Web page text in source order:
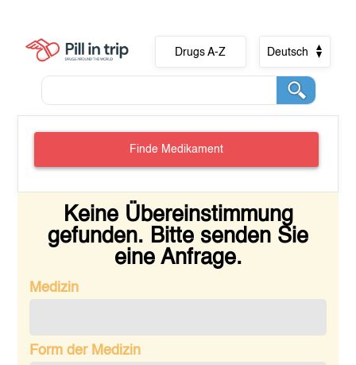
Drugs A-Z Deutsch
Finde Medikament
Keine Übereinstimmung
gefunden. Bitte senden Sie
eine Anfrage.
Medizin
Form der Medizin